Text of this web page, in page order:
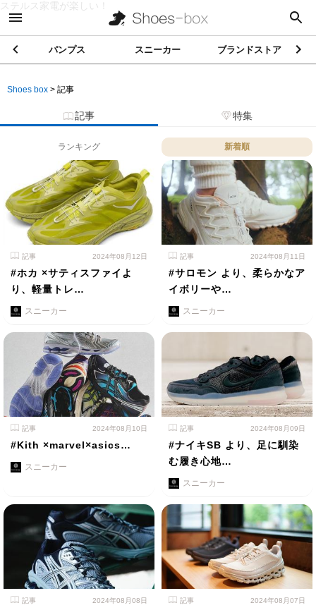
ステルス家電が楽しい！
パンプス スニーカー ブランドストア
Shoes box > 記事
記事 特集
ランキング 新着順
記事 2024年08月12日
#ホカ ×サティスファイよ
り、軽量トレ…
スニーカー
記事 2024年08月11日
#サロモン より、柔らかなア
イボリーや…
スニーカー
記事 2024年08月10日
#Kith ×marvel×asics…
スニーカー
記事 2024年08月09日
#ナイキSB より、足に馴染
む履き心地…
スニーカー
記事 2024年08月08日 記事 2024年08月07日